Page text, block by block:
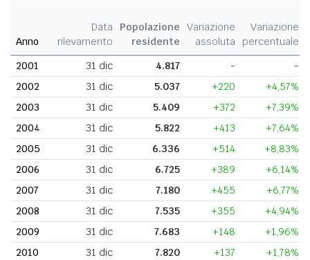
Anno
Data
rilevamento
Popolazione
residente
Variazione
assoluta
Variazione
percentuale
2001
31 dic 4.817 -
-
2002
31 dic 5.037 +220
+4,57%
2003
31 dic 5.409 +372
+7,39%
2004
31 dic 5.822 +413
+7,64%
2005
31 dic 6.336 +514
+8,83%
2006
31 dic 6.725 +389
+6,14%
2007
31 dic 7.180 +455
+6,77%
2008
31 dic 7.535 +355
+4,94%
2009
31 dic 7.683 +148
+1,96%
2010
31 dic 7.820 +137
+1,78%